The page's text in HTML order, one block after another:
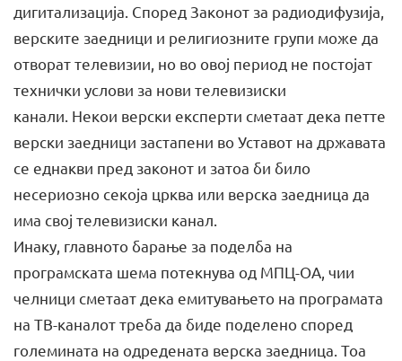
дигитализација. Според Законот за радиодифузија,
верските заедници и религиозните групи може да
отворат телевизии, но во овој период не постојат
технички услови за нови телевизиски
канали. Некои верски експерти сметаат дека петте
верски заедници застапени во Уставот на државата
се еднакви пред законот и затоа би било
несериозно секоја црква или верска заедница да
има свој телевизиски канал.
Инаку, главното барање за поделба на
програмската шема потекнува од МПЦ-ОА, чии
челници сметаат дека емитувањето на програмата
на ТВ-каналот треба да биде поделено според
големината на одредената верска заедница. Тоа